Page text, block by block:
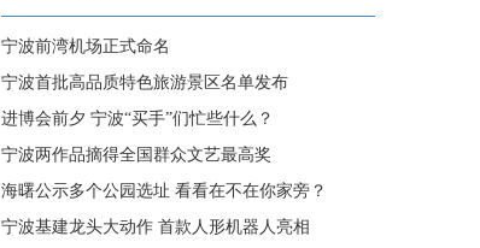
宁波前湾机场正式命名
宁波首批高品质特色旅游景区名单发布
进博会前夕 宁波“买手”们忙些什么？
宁波两作品摘得全国群众文艺最高奖
海曙公示多个公园选址 看看在不在你家旁？
宁波基建龙头大动作 首款人形机器人亮相